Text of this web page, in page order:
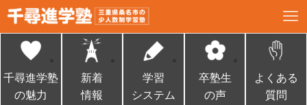
千尋進学塾
の魅力
新着
情報
学習
システム
卒塾生
の声
よくある
質問